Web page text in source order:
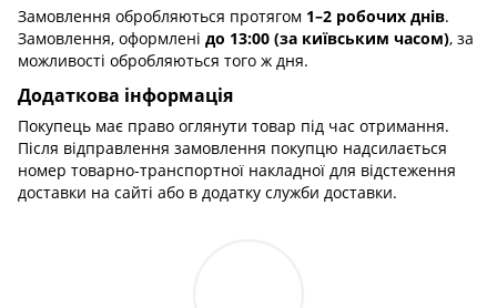
Замовлення обробляються протягом 1–2 робочих днів.
Замовлення, оформлені до 13:00 (за київським часом), за
можливості обробляються того ж дня.
Додаткова інформація
Покупець має право оглянути товар під час отримання.
Після відправлення замовлення покупцю надсилається
номер товарно-транспортної накладної для відстеження
доставки на сайті або в додатку служби доставки.